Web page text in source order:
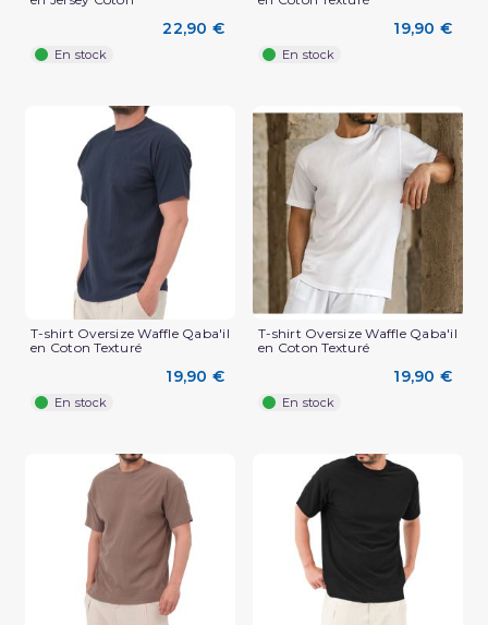
(2 avis)
22,90 €
En stock
19,90 €
En stock
T-shirt Oversize Waffle Qaba'il
en Coton Texturé
19,90 €
En stock
T-shirt Oversize Waffle Qaba'il
en Coton Texturé
19,90 €
En stock